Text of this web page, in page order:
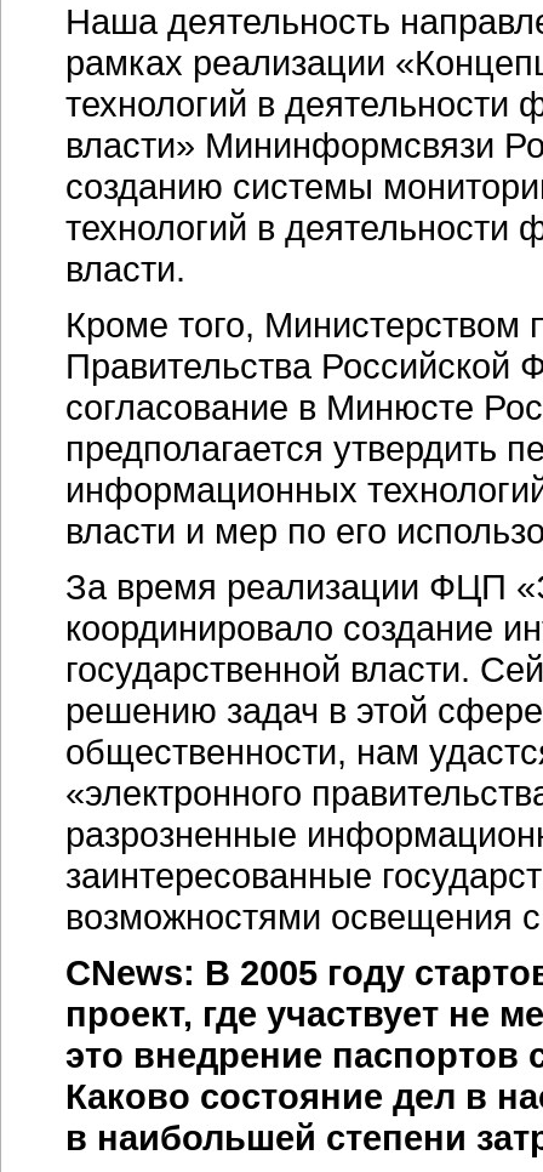
Наша деятельность
рамках реализации
технологий в деятельности
власти» Мининформсвязи
созданию системы
технологий в деятельности
власти.
Кроме того, Министерством
Правительства Российской
согласование в Минюсте
предполагается утвердить
информационных
власти и мер по его
За время реализации ФЦП
координировало создание
государственной власти.
решению задач в этой
общественности, нам
«электронного
разрозненные
заинтересованные
возможностями освещения
CNews: В 2005 году
проект, где участвует не
это внедрение паспортов
Каково состояние дел в
в наибольшей степени